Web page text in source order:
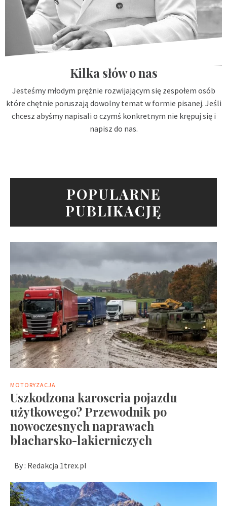
Kilka słów o nas
Jesteśmy młodym prężnie rozwijającym się zespołem osób
które chętnie poruszają dowolny temat w formie pisanej. Jeśli
chcesz abyśmy napisali o czymś konkretnym nie krępuj się i
napisz do nas.
POPULARNE
PUBLIKACJĘ
MOTORYZACJA
Uszkodzona karoseria pojazdu
użytkowego? Przewodnik po
nowoczesnych naprawach
blacharsko-lakierniczych
By : Redakcja 1trex.pl